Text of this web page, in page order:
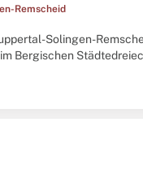
Remscheid
Solingen-
Bergischen